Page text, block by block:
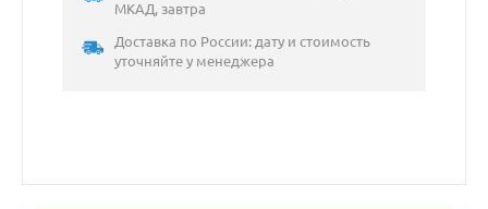
МКАД, завтра
Доставка по России: дату и стоимость
уточняйте у менеджера